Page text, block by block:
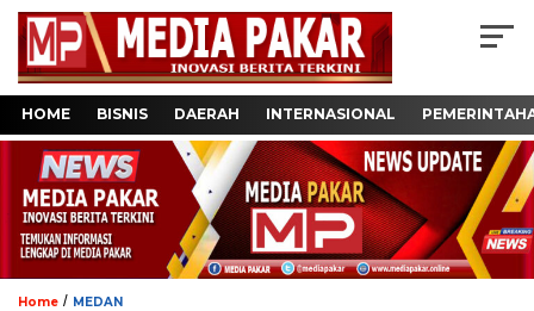
HOME BISNIS DAERAH INTERNASIONAL
Home / MEDAN